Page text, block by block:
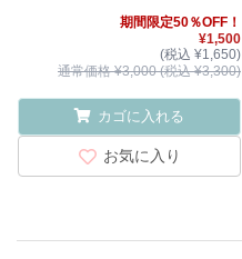
期間限定50％OFF！
¥1,500
(税込 ¥1,650)
通常価格 ¥3,000 (税込 ¥3,300)
カゴに入れる
お気に入り